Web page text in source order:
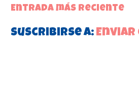
Entrada más reciente
Suscribirse a: Enviar